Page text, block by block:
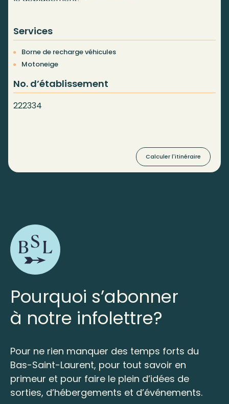
Services
Borne de recharge véhicules
Motoneige
No. d’établissement
222334
Calculer l'itinéraire
Pourquoi s’abonner
à notre infolettre?
Pour ne rien manquer des temps forts du
Bas-Saint-Laurent, pour tout savoir en
primeur et pour faire le plein d’idées de
sorties, d’hébergements et d’événements.